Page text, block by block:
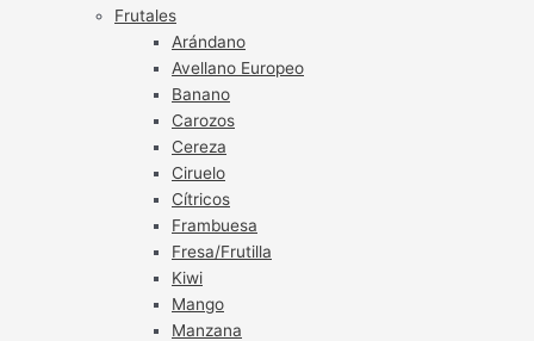
Frutales
Arándano
Avellano Europeo
Banano
Carozos
Cereza
Ciruelo
Cítricos
Frambuesa
Fresa/Frutilla
Kiwi
Mango
Manzana